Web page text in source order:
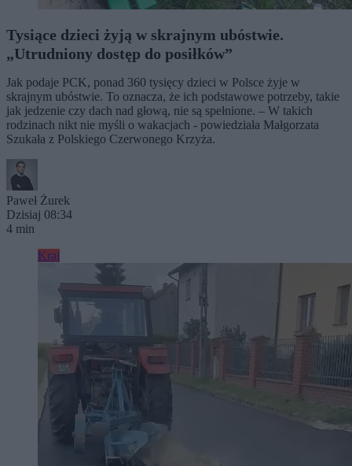
Tysiące dzieci żyją w skrajnym ubóstwie.
„Utrudniony dostęp do posiłków”
Jak podaje PCK, ponad 360 tysięcy dzieci w Polsce żyje w
skrajnym ubóstwie. To oznacza, że ich podstawowe potrzeby, takie
jak jedzenie czy dach nad głową, nie są spełnione. – W takich
rodzinach nikt nie myśli o wakacjach - powiedziała Małgorzata
Szukała z Polskiego Czerwonego Krzyża.
Paweł Żurek
Dzisiaj 08:34
4 min
Kraj